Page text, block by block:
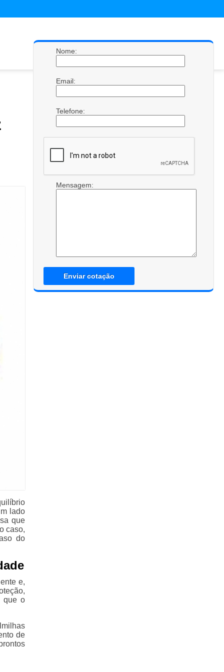
lado
que
caso,
do
e,
que o
de
Nome:
Email:
Telefone:
Mensagem:
Enviar cotação